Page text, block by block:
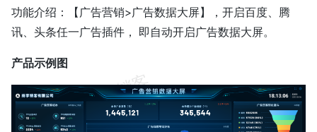
功能介绍：【广告营销>广告数据大屏】，开启百度、腾
讯、头条任一广告插件， 即自动开启广告数据大屏。
产品示例图